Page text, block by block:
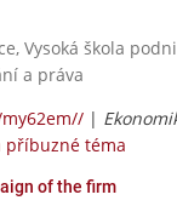
Vysoká škola
a práva
|
příbuzné téma
of the firm